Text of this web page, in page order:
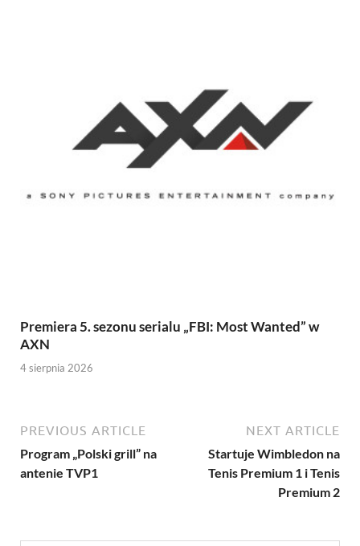
Premiera 5. sezonu serialu „FBI: Most Wanted” w
AXN
4 sierpnia 2026
PREVIOUS ARTICLE
Program „Polski grill” na
antenie TVP1
NEXT ARTICLE
Startuje Wimbledon na
Tenis Premium 1 i Tenis
Premium 2